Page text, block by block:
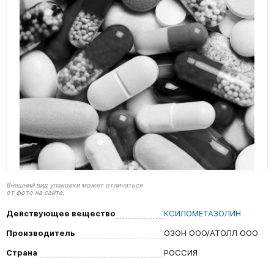
Внешний вид упаковки может отличаться
от фото на сайте.
Действующее вещество
КСИЛОМЕТАЗОЛИН
Производитель
ОЗОН ООО/АТОЛЛ ООО
Страна
РОССИЯ